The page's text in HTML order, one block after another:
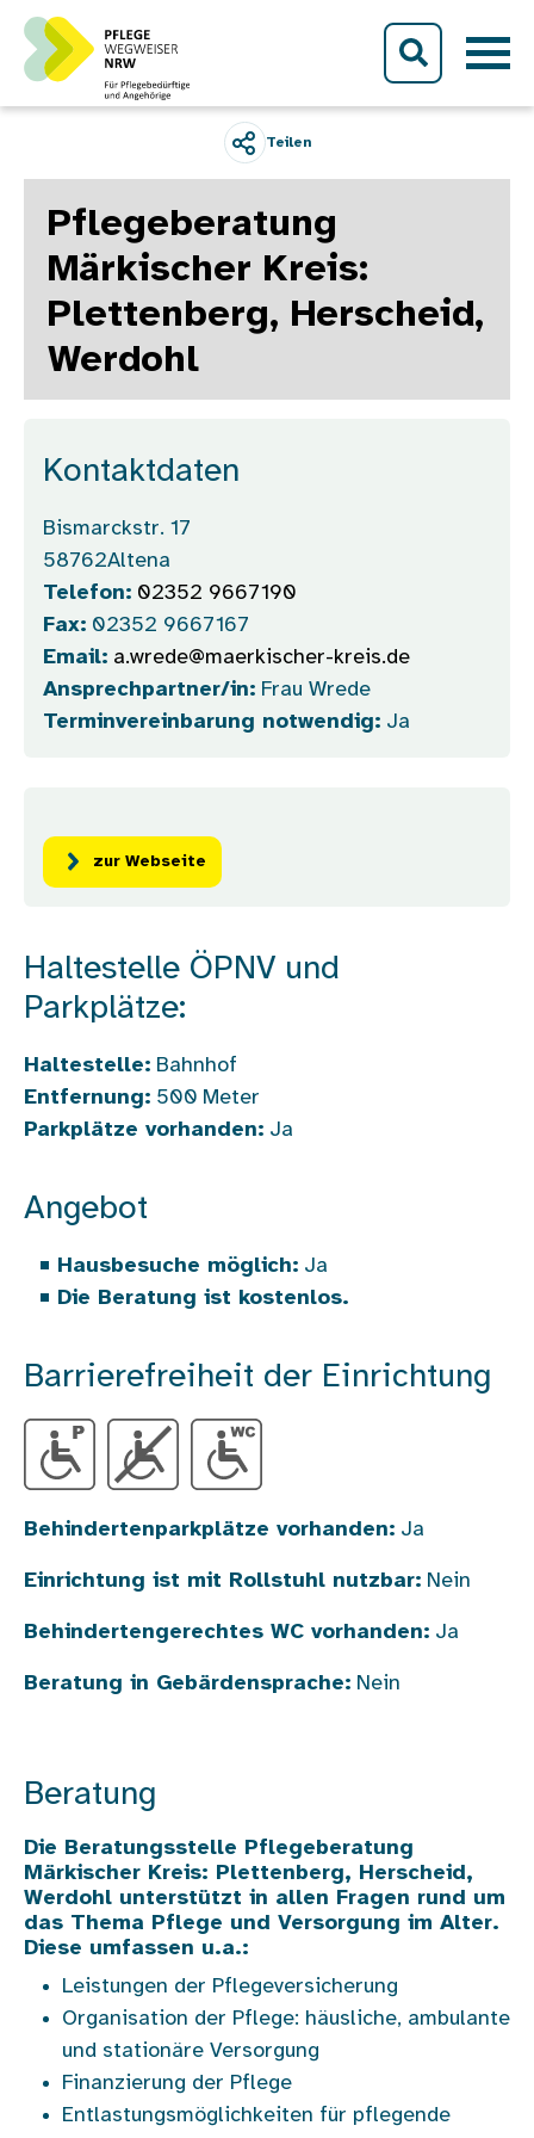
Direkt zum Inhalt
Teilen
Pflegeberatung
Märkischer Kreis:
Plettenberg, Herscheid,
Werdohl
Kontaktdaten
Bismarckstr. 17
58762Altena
Telefon: 02352 9667190
Fax: 02352 9667167
Email: a.wrede@maerkischer-kreis.de
Ansprechpartner/in: Frau Wrede
Terminvereinbarung notwendig: Ja
zur Webseite
Haltestelle ÖPNV und
Parkplätze:
Haltestelle: Bahnhof
Entfernung: 500 Meter
Parkplätze vorhanden: Ja
Angebot
Hausbesuche möglich: Ja
Die Beratung ist kostenlos.
Barrierefreiheit der Einrichtung
Behindertenparkplätze vorhanden: Ja
Einrichtung ist mit Rollstuhl nutzbar: Nein
Behindertengerechtes WC vorhanden: Ja
Beratung in Gebärdensprache: Nein
Beratung
Die Beratungsstelle Pflegeberatung
Märkischer Kreis: Plettenberg, Herscheid,
Werdohl unterstützt in allen Fragen rund um
das Thema Pflege und Versorgung im Alter.
Diese umfassen u.a.:
Leistungen der Pflegeversicherung
Organisation der Pflege: häusliche, ambulante
und stationäre Versorgung
Finanzierung der Pflege
Entlastungsmöglichkeiten für pflegende